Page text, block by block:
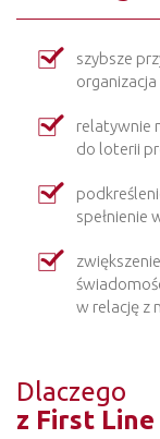
szybsze
relatywnie
do loterii
spełnienie
w relację z
Dlaczego
z First Line